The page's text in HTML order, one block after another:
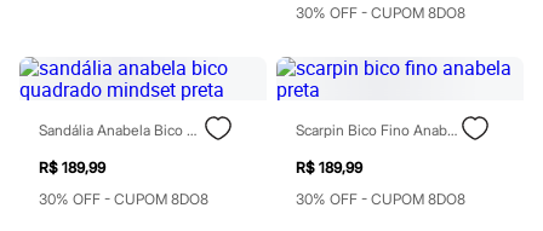
Botas
Chinelos
Rasteirinhas
Sapatilhas
Tênis
Marcas
City
30% OFF - CUPOM 8DO8
Sandália Anabela Bico Quadrado Mindset Preta
R$ 189,99
30% OFF - CUPOM 8DO8
Scarpin Bico Fino Anabela Preta
R$ 189,99
30% OFF - CUPOM 8DO8